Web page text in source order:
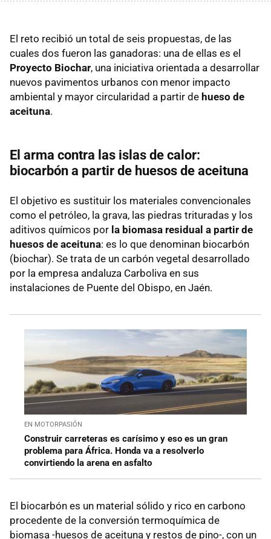
El reto recibió un total de seis propuestas, de las
cuales dos fueron las ganadoras: una de ellas es el
Proyecto Biochar, una iniciativa orientada a desarrollar
nuevos pavimentos urbanos con menor impacto
ambiental y mayor circularidad a partir de hueso de
aceituna.
El arma contra las islas de calor:
biocarbón a partir de huesos de aceituna
El objetivo es sustituir los materiales convencionales
como el petróleo, la grava, las piedras trituradas y los
aditivos químicos por la biomasa residual a partir de
huesos de aceituna: es lo que denominan biocarbón
(biochar). Se trata de un carbón vegetal desarrollado
por la empresa andaluza Carboliva en sus
instalaciones de Puente del Obispo, en Jaén.
EN MOTORPASIÓN
Construir carreteras es carísimo y eso es un gran
problema para África. Honda va a resolverlo
convirtiendo la arena en asfalto
El biocarbón es un material sólido y rico en carbono
procedente de la conversión termoquímica de
biomasa -huesos de aceituna y restos de pino-, con un